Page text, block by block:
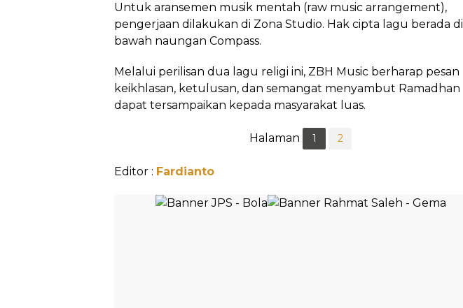
Untuk aransemen musik mentah (raw music arrangement),
pengerjaan dilakukan di Zona Studio. Hak cipta lagu berada di
bawah naungan Compass.
Melalui perilisan dua lagu religi ini, ZBH Music berharap pesan
keikhlasan, ketulusan, dan semangat menyambut Ramadhan
dapat tersampaikan kepada masyarakat luas.
Halaman 1 2
Editor : Fardianto